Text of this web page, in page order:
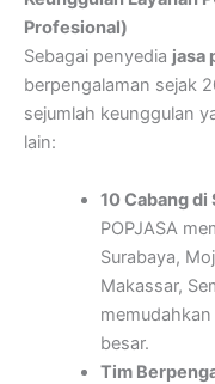
Profesional)
Sebagai penyedia jasa
berpengalaman sejak
sejumlah keunggulan
lain:
10 Cabang
POPJASA
Surabaya,
Makassar,
besar.
Tim